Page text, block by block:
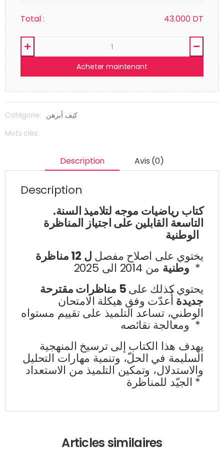
Total : 43.000 DT
Acheter maintenant
Catégorie: كيف أبرهن
Mots clés:
Description Avis (0)
Description
.كتاب رياضيات موجه لتلاميذ السنة
التاسعة القابلين على اجتياز المناظرة
يختوي على اصلاح مفصل
ل 12 مناظرة
وطنية من 2014 الى 2025 *
يحتوي كذلك على
5 مناظرات مقترحة
جديدة أُعدّت وفق هيكلة الامتحان
الوطني، تساعد التلميذ على تقييم مستواه
ومعالجة نقائصه *
يهدف هذا الكتاب إلى ترسيخ المنهجية
السليمة في الحلّ، وتنمية مهارات التحليل
والاستدلال، وتمكين التلميذ من الاستعداد
الجيّد للمناظرة *
Articles similaires